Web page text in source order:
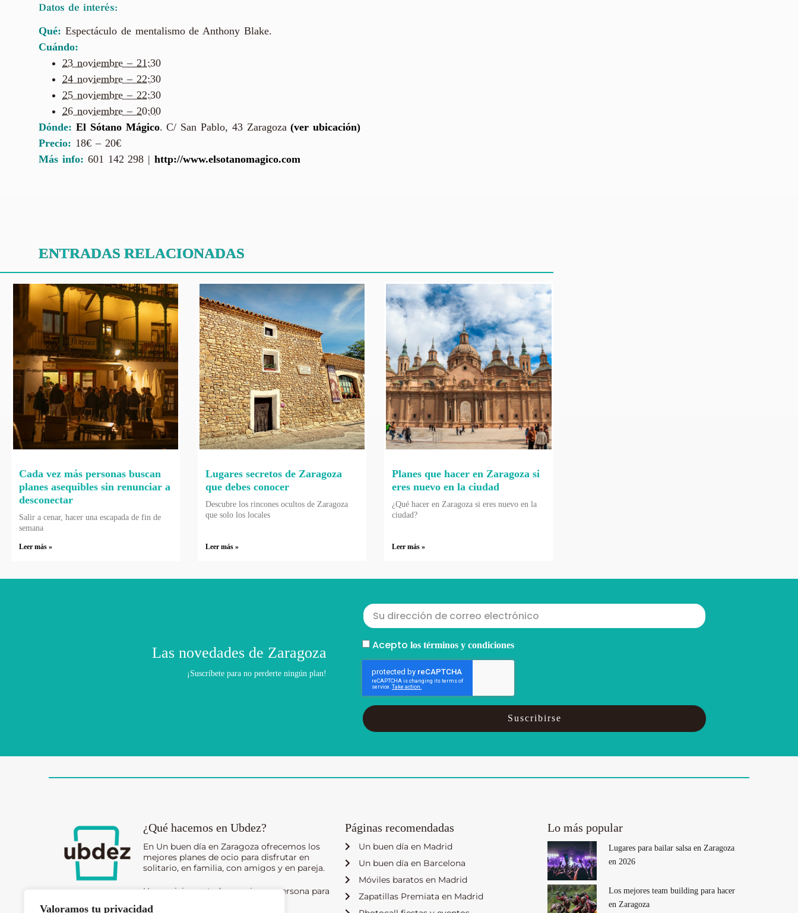
Valoramos tu privacidad
Datos de interés:
Qué: Espectáculo de mentalismo de Anthony Blake.
Cuándo:
23 noviembre – 21:30
24 noviembre – 22:30
25 noviembre – 22:30
26 noviembre – 20:00
Dónde: El Sótano Mágico.C/ San Pablo, 43 Zaragoza(ver ubicación)
Precio: 18€ – 20€
Más info: 601 142 298 |http://www.elsotanomagico.com
ENTRADAS RELACIONADAS
Cada vez más personas buscan
planes asequibles sin renunciar a
desconectar
Salir a cenar, hacer una escapada de fin de
semana
Leer más »
Lugares secretos de Zaragoza
que debes conocer
Descubre los rincones ocultos de Zaragoza
que solo los locales
Leer más »
Planes que hacer en Zaragoza si
eres nuevo en la ciudad
¿Qué hacer en Zaragoza si eres nuevo en la
ciudad?
Leer más »
Las novedades de Zaragoza
¡Suscríbete para no perderte ningún plan!
Acepto los términos y condiciones
Suscribirse
¿Qué hacemos en Ubdez?
En Un buen día en Zaragoza ofrecemos los
mejores planes de ocio para disfrutar en
solitario, en familia, con amigos y en pareja.
Un servicio contado en primera persona para
Páginas recomendadas
Un buen día en Madrid
Un buen día en Barcelona
Móviles baratos en Madrid
Zapatillas Premiata en Madrid
Lo más popular
Lugares para bailar salsa en Zaragoza
en 2026
Los mejores team building para hacer
en Zaragoza